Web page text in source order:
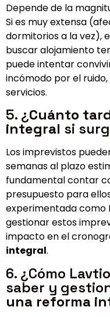
Depende de la
Si es muy extensa
dormitorios a la vez),
buscar alojamiento
puede intentar
incómodo por el
servicios.
5. ¿Cuánto
integral si
Los imprevistos
semanas al plazo
fundamental contar
presupuesto para
experimentada como
gestionar estos
impacto en el
integral.
6. ¿Cómo
saber y
una reforma